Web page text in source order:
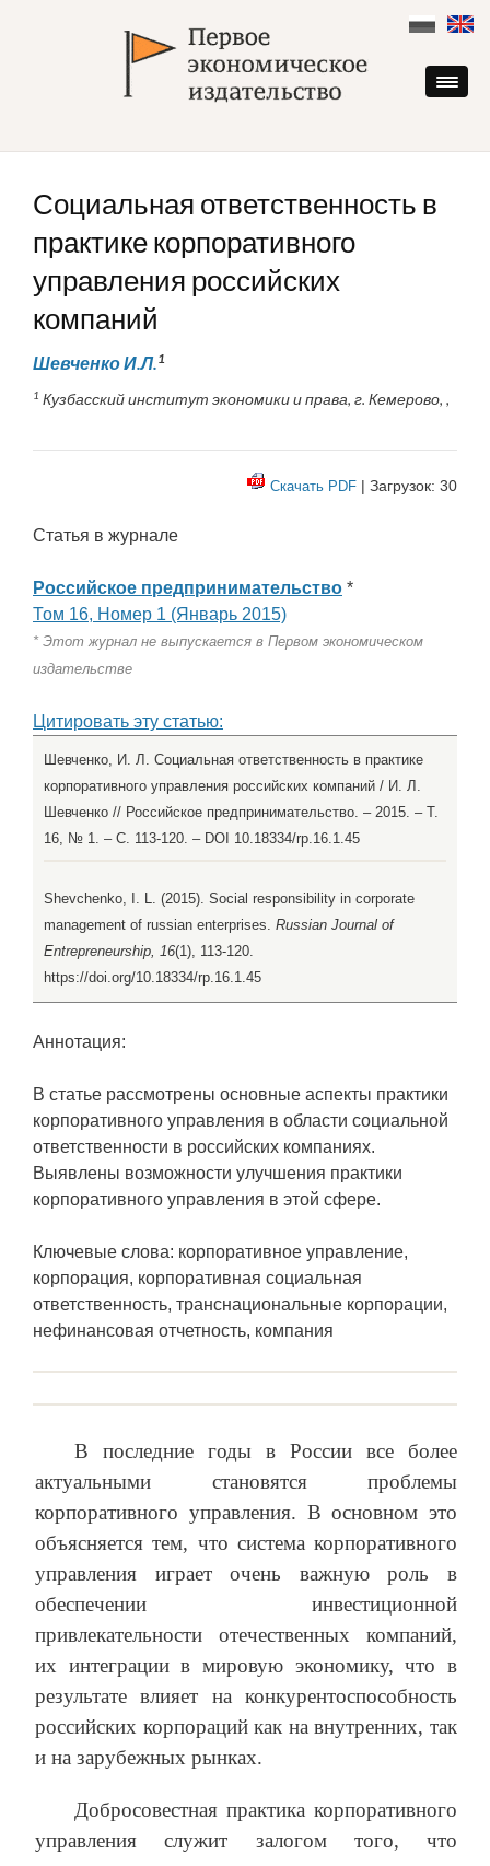
content
Социальная ответственность в
практике корпоративного
управления российских
компаний
Шевченко И.Л.1
1 Кузбасский институт экономики и права, г. Кемерово, ,
Скачать PDF | Загрузок: 30
Статья в журнале
Российское предпринимательство *
Том 16, Номер 1 (Январь 2015)
* Этот журнал не выпускается в Первом экономическом
издательстве
Цитировать эту статью:
Шевченко, И. Л. Социальная ответственность в практике
корпоративного управления российских компаний / И. Л.
Шевченко // Российское предпринимательство. – 2015. – Т.
16, № 1. – С. 113-120. – DOI 10.18334/rp.16.1.45
Shevchenko, I. L. (2015). Social responsibility in corporate
management of russian enterprises. Russian Journal of
Entrepreneurship, 16(1), 113-120.
https://doi.org/10.18334/rp.16.1.45
Аннотация:
В статье рассмотрены основные аспекты практики
корпоративного управления в области социальной
ответственности в российских компаниях.
Выявлены возможности улучшения практики
корпоративного управления в этой сфере.
Ключевые слова: корпоративное управление,
корпорация, корпоративная социальная
ответственность, транснациональные корпорации,
нефинансовая отчетность, компания
В последние годы в России все более
актуальными становятся проблемы
корпоративного управления. В основном это
объясняется тем, что система корпоративного
управления играет очень важную роль в
обеспечении инвестиционной
привлекательности отечественных компаний,
их интеграции в мировую экономику, что в
результате влияет на конкурентоспособность
российских корпораций как на внутренних, так
и на зарубежных рынках.
Добросовестная практика корпоративного
управления служит залогом того, что